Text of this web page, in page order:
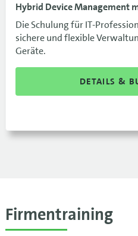
Hybrid Device Management
Die Schulung für IT-
sichere und flexible
Geräte.
DETAILS &
Firmentraining